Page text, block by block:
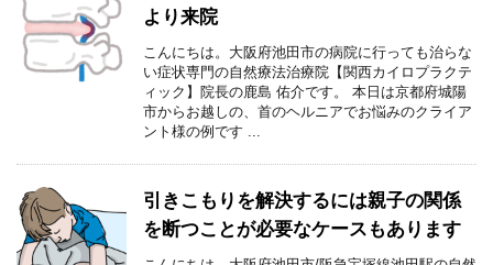
より来院
こんにちは。大阪府池田市の病院に行っても治らな
い症状専門の自然療法治療院【関西カイロプラクテ
ィック】院長の鹿島 佑介です。 本日は京都府城陽
市からお越しの、首のヘルニアでお悩みのクライア
ント様の例です ...
引きこもりを解決するには親子の関係
を断つことが必要なケースもあります